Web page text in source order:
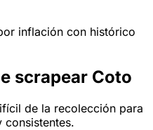
inflación con histórico
scrapear Coto
de la recolección para